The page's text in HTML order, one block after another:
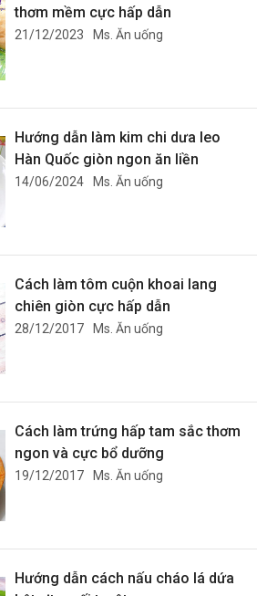
thơm mềm cực hấp dẫn
21/12/2023 Ms. Ăn uống
Hướng dẫn làm kim chi dưa leo
Hàn Quốc giòn ngon ăn liền
14/06/2024 Ms. Ăn uống
Cách làm tôm cuộn khoai lang
chiên giòn cực hấp dẫn
28/12/2017 Ms. Ăn uống
Cách làm trứng hấp tam sắc thơm
ngon và cực bổ dưỡng
19/12/2017 Ms. Ăn uống
Hướng dẫn cách nấu cháo lá dứa